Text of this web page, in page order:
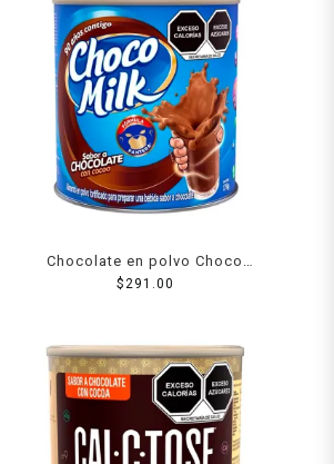
Chocolate en polvo Choco
Milk en lata 1.75 kg
$291.00